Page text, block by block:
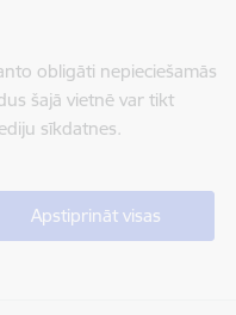
obligāti nepieciešamās
šajā vietnē var tikt
sīkdatnes.
Apstiprināt visas